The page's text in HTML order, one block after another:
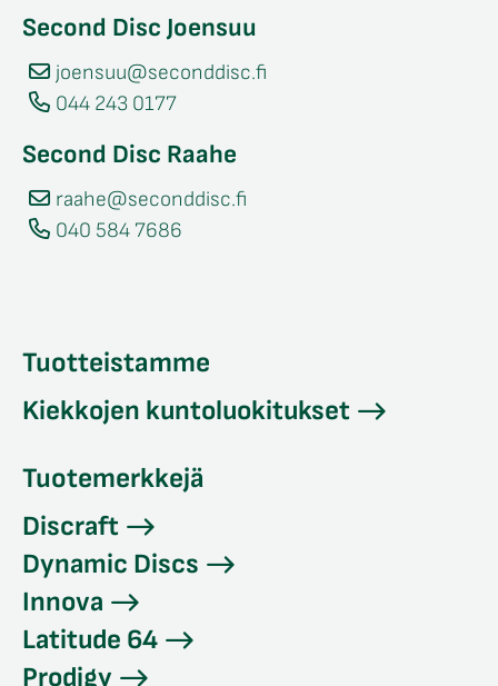
Second Disc Joensuu
joensuu@seconddisc.fi
044 243 0177
Second Disc Raahe
raahe@seconddisc.fi
040 584 7686
Tuotteistamme
Kiekkojen kuntoluokitukset
Tuotemerkkejä
Discraft
Dynamic Discs
Innova
Latitude 64
Prodigy